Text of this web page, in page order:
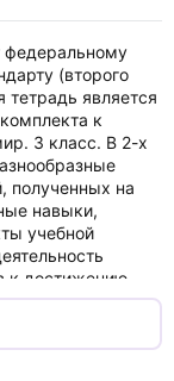
федеральному
(второго
является
к
3 класс. В 2-х
полученных на
навыки,
учебной
к достижению
соответствует
мир" и
классе, так и